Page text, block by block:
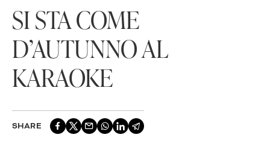
SI STA COME
D’AUTUNNO AL
KARAOKE
SHARE